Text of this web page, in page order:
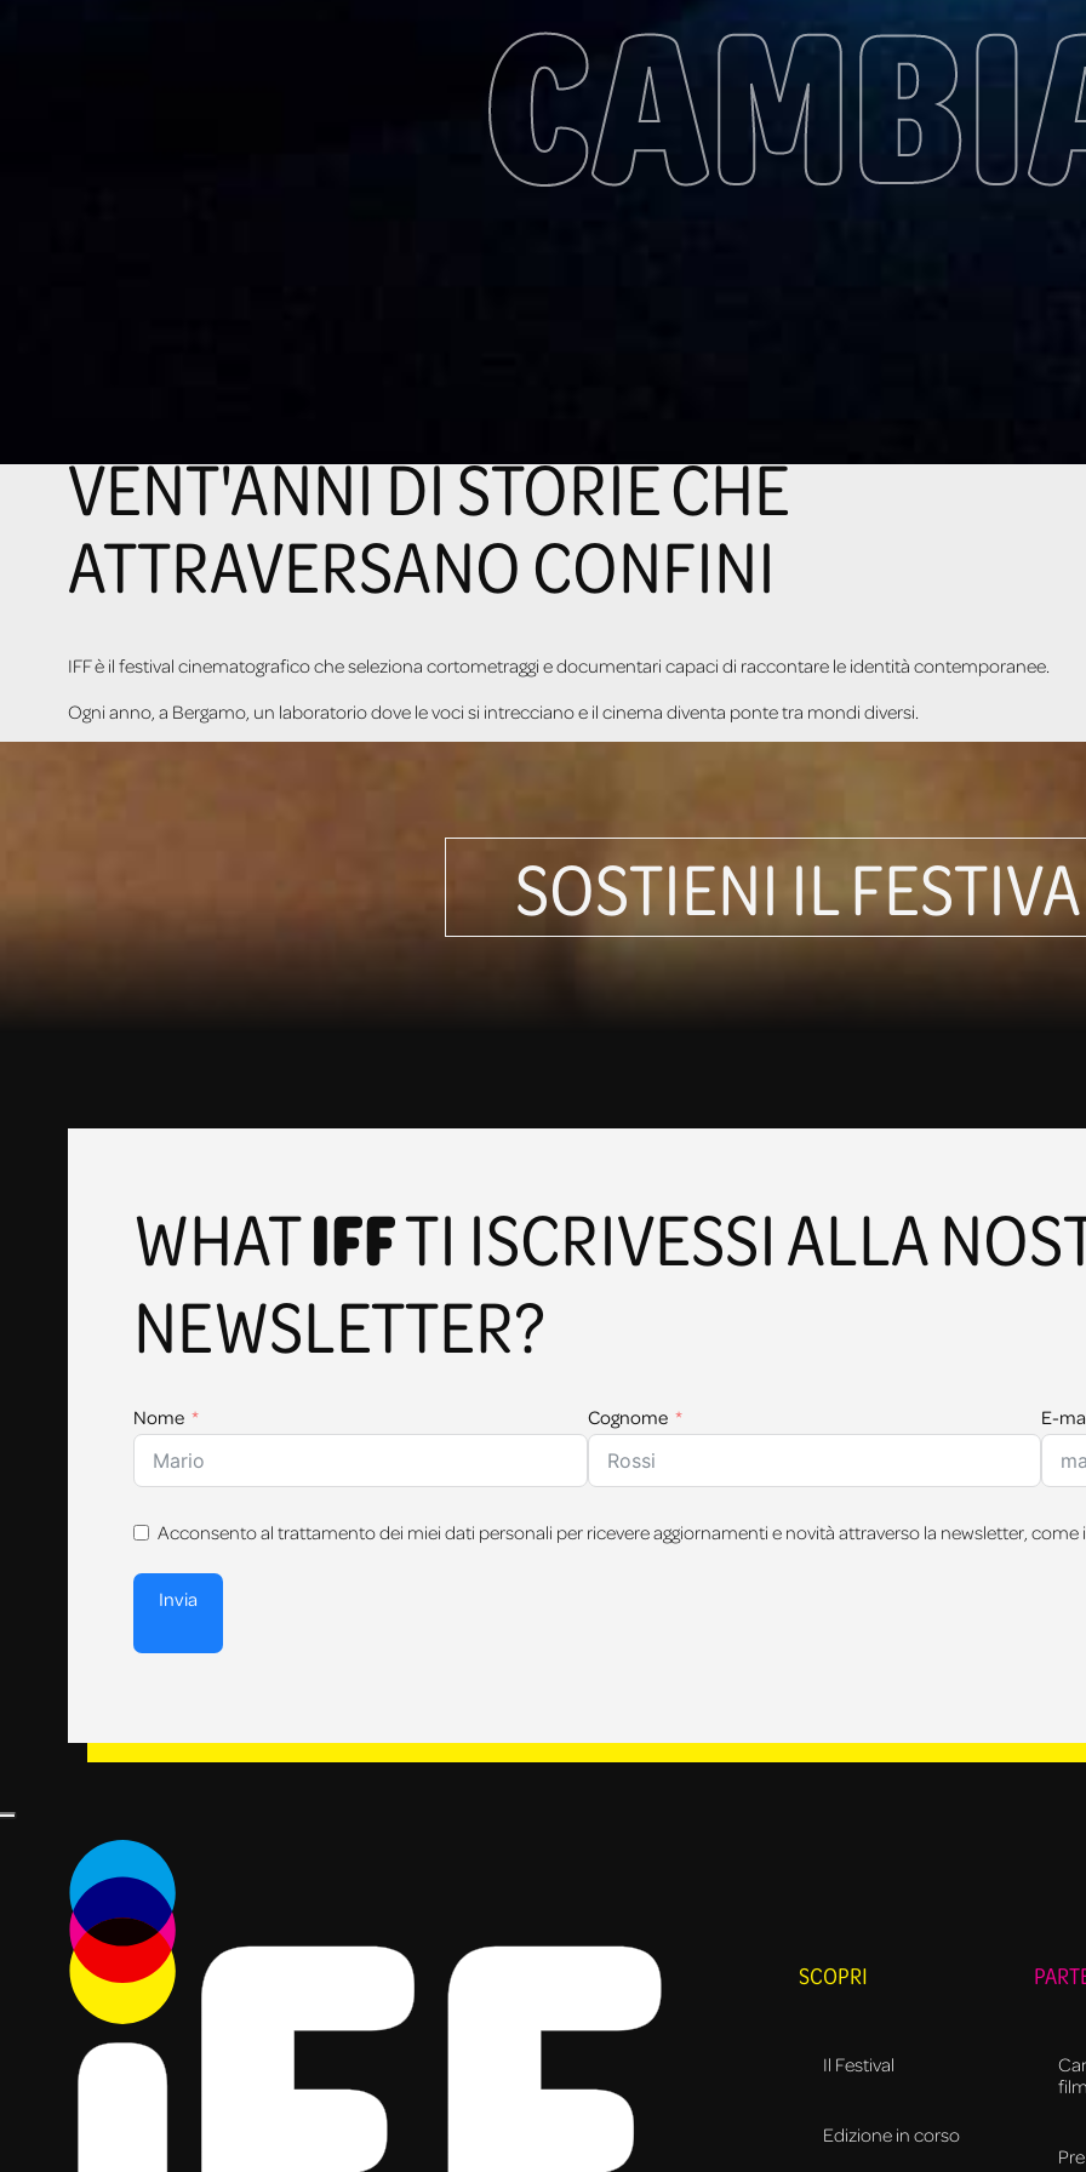
VENT'ANNI DI STORIE CHE
ATTRAVERSANO CONFINI
IFF è il festival cinematografico che seleziona cortometraggi e documentari capaci di raccontare le identità contemporanee.
Ogni anno, a Bergamo, un laboratorio dove le voci si intrecciano e il cinema diventa ponte tra mondi diversi.
SOSTIENI IL
WHATIFFTI ISCRIVESSI ALLA
NEWSLETTER?
Nome Cognome E-
Acconsento al trattamento dei miei dati personali per ricevere aggiornamenti e novità attraverso la newsletter, come
Invia
SCOPRI
Il Festival
Edizione in corso